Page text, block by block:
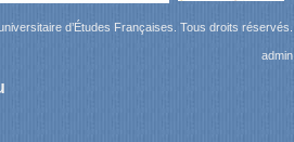
d’Études Françaises. Tous droits réservés.
admin